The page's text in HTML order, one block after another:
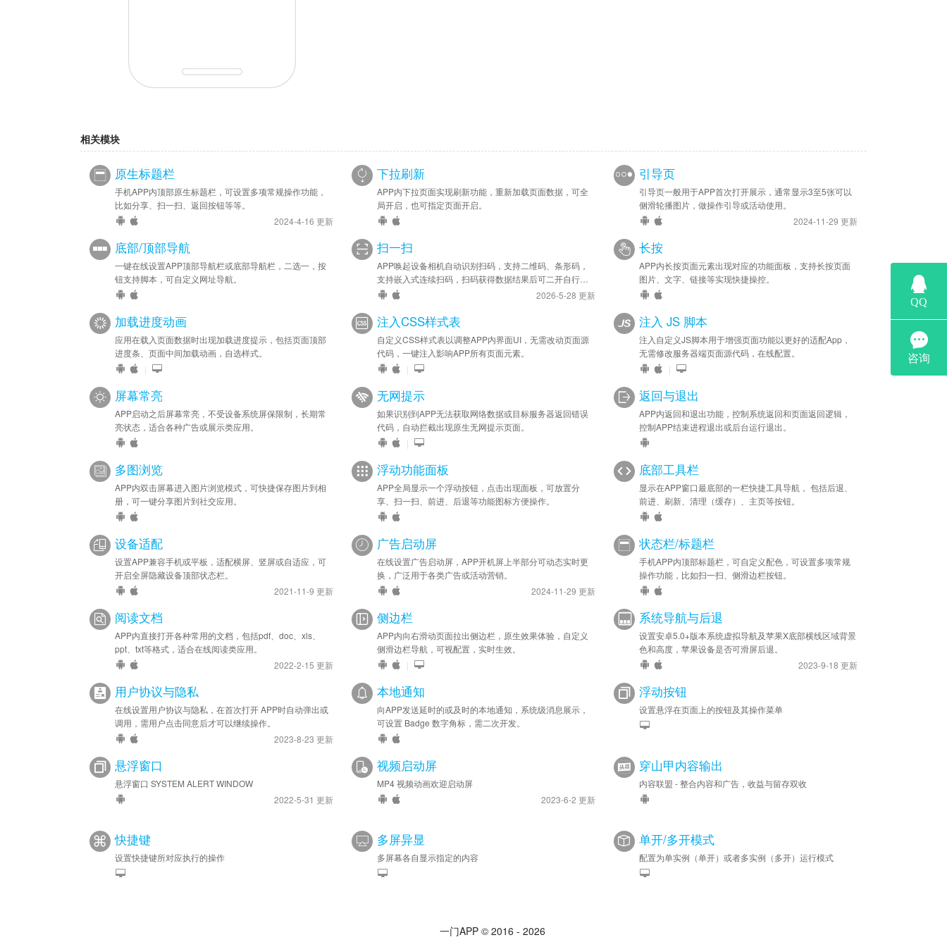
相关模块
原生标题栏
手机APP内顶部原生标题栏，可设置多项常规操作功能，
比如分享、扫一扫、返回按钮等等。
2024-4-16 更新
下拉刷新
APP内下拉页面实现刷新功能，重新加载页面数据，可全
局开启，也可指定页面开启。
引导页
引导页一般用于APP首次打开展示，通常显示3至5张可以
侧滑轮播图片，做操作引导或活动使用。
2024-11-29 更新
底部/顶部导航
一键在线设置APP顶部导航栏或底部导航栏，二选一，按
钮支持脚本，可自定义网址导航。
扫一扫
APP唤起设备相机自动识别扫码，支持二维码、条形码，
支持嵌入式连续扫码，扫码获得数据结果后可二开自行处
理。
2026-5-28 更新
长按
APP内长按页面元素出现对应的功能面板，支持长按页面
图片、文字、链接等实现快捷操控。
加载进度动画
应用在载入页面数据时出现加载进度提示，包括页面顶部
进度条、页面中间加载动画，自选样式。
|
注入CSS样式表
自定义CSS样式表以调整APP内界面UI，无需改动页面源
代码，一键注入影响APP所有页面元素。
|
注入 JS 脚本
注入自定义JS脚本用于增强页面功能以更好的适配App，
无需修改服务器端页面源代码，在线配置。
|
屏幕常亮
APP启动之后屏幕常亮，不受设备系统屏保限制，长期常
亮状态，适合各种广告或展示类应用。
无网提示
如果识别到APP无法获取网络数据或目标服务器返回错误
代码，自动拦截出现原生无网提示页面。
|
返回与退出
APP内返回和退出功能，控制系统返回和页面返回逻辑，
控制APP结束进程退出或后台运行退出。
多图浏览
APP内双击屏幕进入图片浏览模式，可快捷保存图片到相
册，可一键分享图片到社交应用。
浮动功能面板
APP全局显示一个浮动按钮，点击出现面板，可放置分
享、扫一扫、前进、后退等功能图标方便操作。
底部工具栏
显示在APP窗口最底部的一栏快捷工具导航， 包括后退、
前进、刷新、清理（缓存）、主页等按钮。
设备适配
设置APP兼容手机或平板，适配横屏、竖屏或自适应，可
开启全屏隐藏设备顶部状态栏。
2021-11-9 更新
广告启动屏
在线设置广告启动屏，APP开机屏上半部分可动态实时更
换，广泛用于各类广告或活动营销。
2024-11-29 更新
状态栏/标题栏
手机APP内顶部标题栏，可自定义配色，可设置多项常规
操作功能，比如扫一扫、侧滑边栏按钮。
阅读文档
APP内直接打开各种常用的文档，包括pdf、doc、xls、
ppt、txt等格式，适合在线阅读类应用。
2022-2-15 更新
侧边栏
APP内向右滑动页面拉出侧边栏，原生效果体验，自定义
侧滑边栏导航，可视配置，实时生效。
|
系统导航与后退
设置安卓5.0+版本系统虚拟导航及苹果X底部横线区域背景
色和高度，苹果设备是否可滑屏后退。
2023-9-18 更新
用户协议与隐私
在线设置用户协议与隐私，在首次打开 APP时自动弹出或
调用，需用户点击同意后才可以继续操作。
2023-8-23 更新
本地通知
向APP发送延时的或及时的本地通知，系统级消息展示，
可设置 Badge 数字角标，需二次开发。
浮动按钮
设置悬浮在页面上的按钮及其操作菜单
悬浮窗口
悬浮窗口 SYSTEM ALERT WINDOW
2022-5-31 更新
视频启动屏
MP4 视频动画欢迎启动屏
2023-6-2 更新
穿山甲内容输出
内容联盟 - 整合内容和广告，收益与留存双收
快捷键
设置快捷键所对应执行的操作
多屏异显
多屏幕各自显示指定的内容
单开/多开模式
配置为单实例（单开）或者多实例（多开）运行模式
一门APP © 2016 - 2026